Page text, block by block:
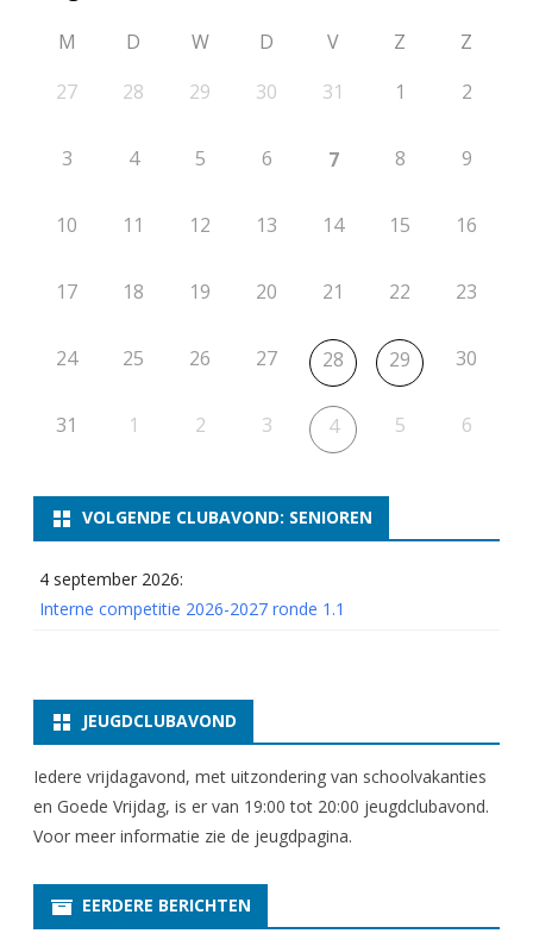
p
2
2
2
o
n
d
t
/
m
8
M D W D V Z
Z
27
28 29 30 31 1 2
3 4 5 6 7 8 9
10 11 12 13 14 15 16
17 18 19 20 21 22 23
24 25 26 27 28 29 30
31 1 2 3 4 5 6
VOLGENDE CLUBAVOND: SENIOREN
4 september 2026:
Interne competitie 2026-2027 ronde 1.1
JEUGDCLUBAVOND
Iedere vrijdagavond, met uitzondering van schoolvakanties
en Goede Vrijdag, is er van 19:00 tot 20:00 jeugdclubavond.
Voor meer informatie zie de jeugdpagina.
EERDERE BERICHTEN